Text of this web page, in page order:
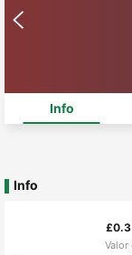
Info
Info
£0.3
Valor